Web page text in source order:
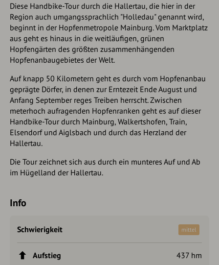
Diese Handbike-Tour durch die Hallertau, die hier in der
Region auch umgangssprachlich "Holledau" genannt wird,
beginnt in der Hopfenmetropole Mainburg. Vom Marktplatz
aus geht es hinaus in die weitläufigen, grünen
Hopfengärten des größten zusammenhängenden
Hopfenanbaugebietes der Welt.
Auf knapp 50 Kilometern geht es durch vom Hopfenanbau
geprägte Dörfer, in denen zur Erntezeit Ende August und
Anfang September reges Treiben herrscht. Zwischen
meterhoch aufragenden Hopfenranken geht es auf dieser
Handbike-Tour durch Mainburg, Walkertshofen, Train,
Elsendorf und Aiglsbach und durch das Herzland der
Hallertau.
Die Tour zeichnet sich aus durch ein munteres Auf und Ab
im Hügelland der Hallertau.
Info
Schwierigkeit mittel
Aufstieg 437 hm